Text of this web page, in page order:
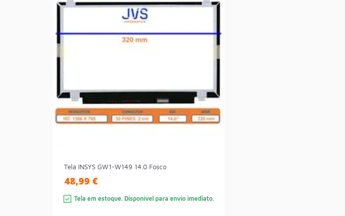
Tela INSYS GW1-W149 14.0 Fosco
48,99 €
Tela em estoque. Disponível para envio imediato.